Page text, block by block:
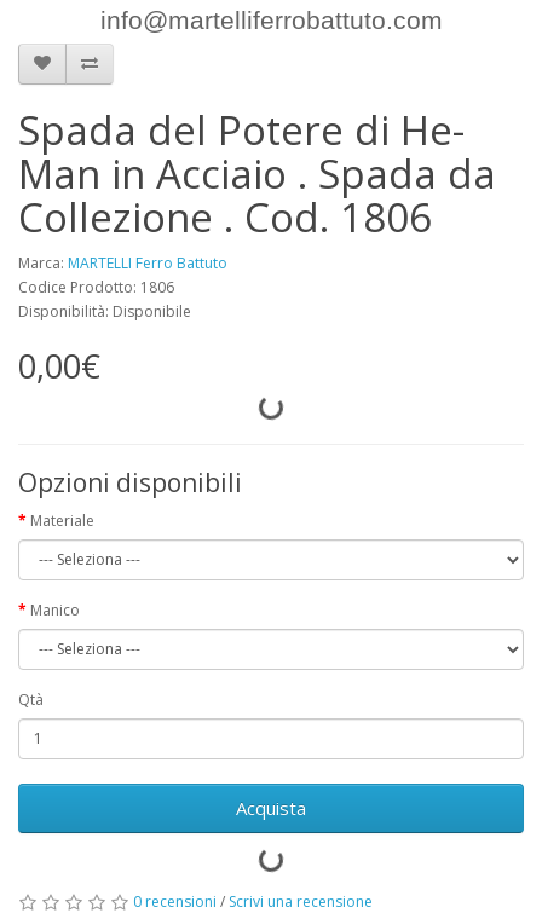
info@martelliferrobattuto.com
Spada del Potere di He-
Man in Acciaio . Spada da
Collezione . Cod. 1806
Marca: MARTELLI Ferro Battuto
Codice Prodotto: 1806
Disponibilità: Disponibile
0,00€
Opzioni disponibili
Materiale
Manico
Qtà
Acquista
0 recensioni / Scrivi una recensione